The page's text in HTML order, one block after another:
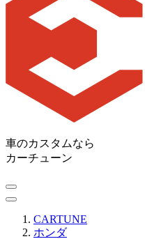
車のカスタムなら
カーチューン
CARTUNE
ホンダ